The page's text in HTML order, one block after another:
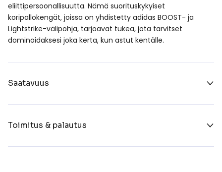
eliittipersoonallisuutta. Nämä suorituskykyiset
koripallokengät, joissa on yhdistetty adidas BOOST- ja
Lightstrike-välipohja, tarjoavat tukea, jota tarvitset
dominoidaksesi joka kerta, kun astut kentälle.
Saatavuus
Toimitus & palautus